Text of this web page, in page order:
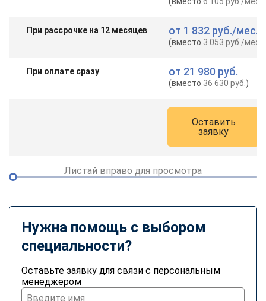
При рассрочке на 12 месяцев от 1 832 руб./мес.
(вместо3 053 руб./мес.
При оплате сразу от 21 980 руб.
(вместо36 630 руб.)
Оставить
заявку
Листай вправо для просмотра
Нужна помощь с выбором
специальности?
Оставьте заявку для связи с персональным
менеджером